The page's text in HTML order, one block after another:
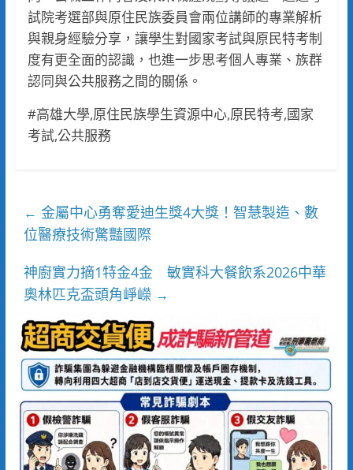
試院考選部與原住民族委員會兩位講師的專業解析
與親身經驗分享，讓學生對國家考試與原民特考制
度有更全面的認識，也進一步思考個人專業、族群
認同與公共服務之間的關係。
#高雄大學,原住民族學生資源中心,原民特考,國家
考試,公共服務
← 金屬中心勇奪愛迪生獎4大獎！智慧製造、數
位醫療技術驚豔國際
神廚實力摘1特金4金 敏實科大餐飲系2026中華
奧林匹克盃頭角崢嶸 →